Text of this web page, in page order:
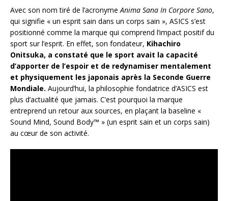
Avec son nom tiré de l’acronymeAnima Sana In Corpore Sano,
qui signifie « un esprit sain dans un corps sain », ASICS s’est
positionné comme la marque qui comprend l’impact positif du
sport sur l’esprit. En effet, son fondateur, Kihachiro
Onitsuka, a constaté que le sport avait la capacité
d’apporter de l’espoir et de redynamiser mentalement
et physiquement les japonais après la Seconde Guerre
Mondiale. Aujourd’hui, la philosophie fondatrice d’ASICS est
plus d’actualité que jamais. C’est pourquoi la marque
entreprend un retour aux sources, en plaçant la baseline «
Sound Mind, Sound Body™ » (un esprit sain et un corps sain)
au cœur de son activité.